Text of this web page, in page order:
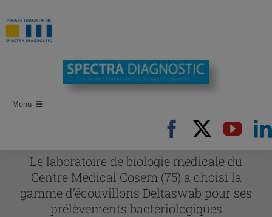
au
contenu
Menu
Auteurs
Le laboratoire de biologie médicale du
Centre Médical Cosem (75) a choisi la
gamme d’écouvillons Deltaswab pour ses
prélèvements bactériologiques